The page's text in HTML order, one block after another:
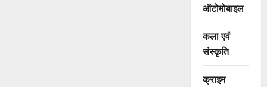
ऑटोमोबाइल
कला एवं
संस्कृति
क्राइम